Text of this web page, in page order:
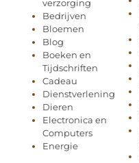
verzorging
Bedrijven
Bloemen
Blog
Boeken en
Tijdschriften
Cadeau
Dienstverlening
Dieren
Electronica en
Computers
Energie